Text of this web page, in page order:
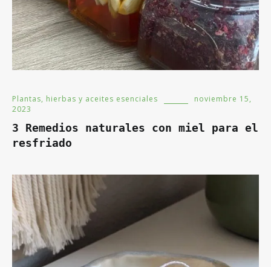
Plantas, hierbas y aceites esenciales
noviembre 15,
2023
3 Remedios naturales con miel para el
resfriado